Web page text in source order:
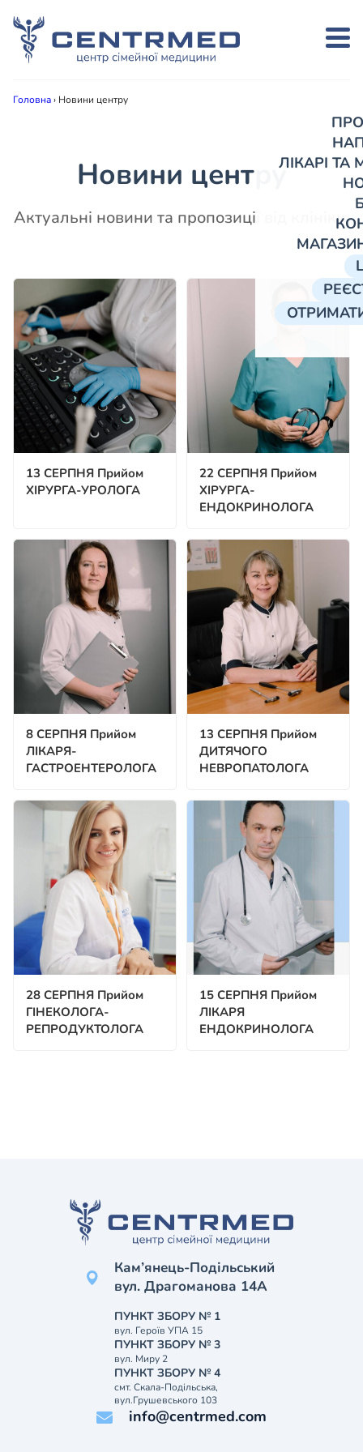
ЛІКАРІ
Головна› Новини центру
Новини центру
Актуальні новини та пропозиції від клініки.
13 СЕРПНЯ Прийом
ХІРУРГА-УРОЛОГА
22 СЕРПНЯ Прийом
ХІРУРГА-
ЕНДОКРИНОЛОГА
8 СЕРПНЯ Прийом
ЛІКАРЯ-
ГАСТРОЕНТЕРОЛОГА
13 СЕРПНЯ Прийом
ДИТЯЧОГО
НЕВРОПАТОЛОГА
28 СЕРПНЯ Прийом
ГІНЕКОЛОГА-
РЕПРОДУКТОЛОГА
15 СЕРПНЯ Прийом
ЛІКАРЯ
ЕНДОКРИНОЛОГА
Кам’янець-Подільський
вул. Драгоманова 14А
ПУНКТ ЗБОРУ № 1
вул. Героїв УПА 15
ПУНКТ ЗБОРУ № 3
вул. Миру 2
ПУНКТ ЗБОРУ № 4
смт. Скала-Подільська,
вул.Грушевського 103
info@centrmed.com